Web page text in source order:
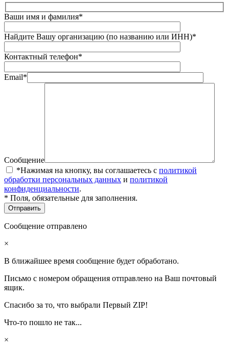
Ваши имя и фамилия*
Найдите Вашу организацию (по названию или ИНН)*
Контактный телефон*
Email*
Сообщение
*Нажимая на кнопку, вы соглашаетесь с политикой
обработки персональных данных и политикой
конфиденциальности.
* Поля, обязательные для заполнения.
Сообщение отправлено
×
В ближайшее время сообщение будет обработано.
Письмо с номером обращения отправлено на Ваш почтовый
ящик.
Спасибо за то, что выбрали Первый ZIP!
Что-то пошло не так...
×